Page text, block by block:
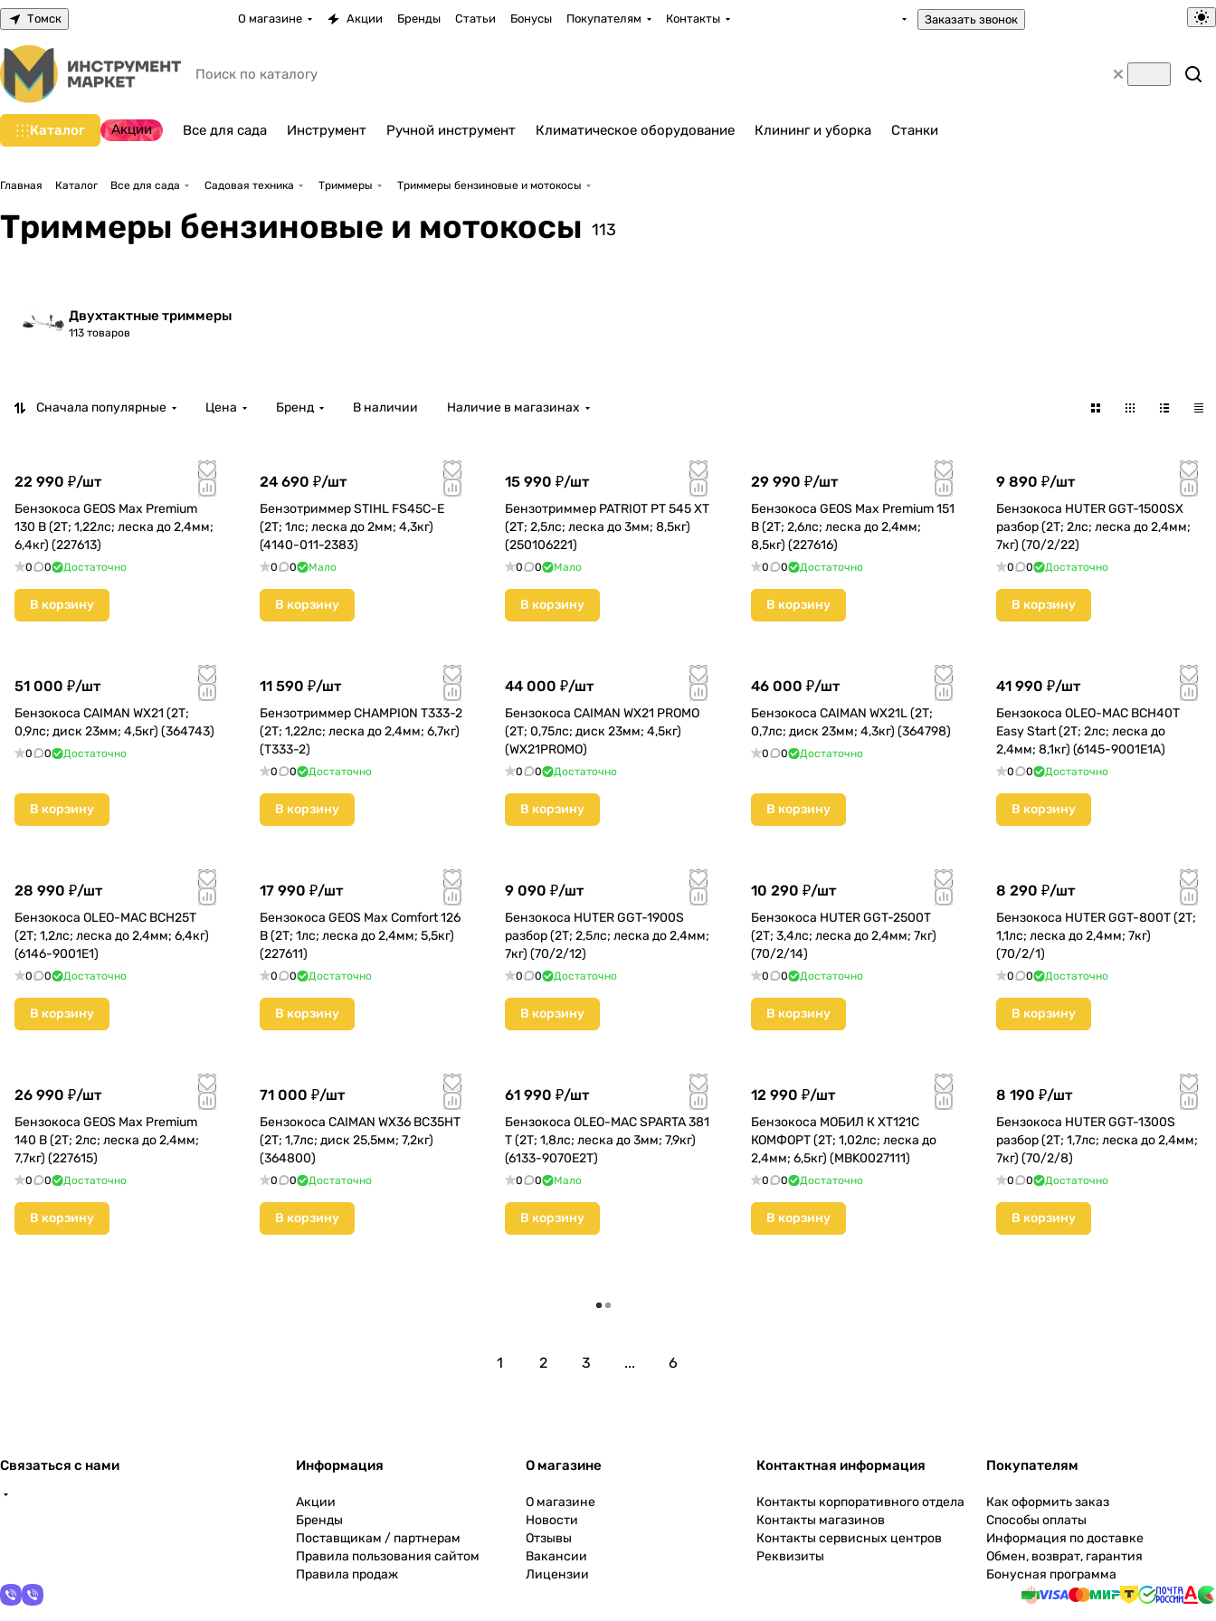
Томск О магазине Акции Бренды Статьи Бонусы Покупателям Контакты Заказать звонок
Каталог Акции Все для сада Инструмент Ручной инструмент Климатическое оборудование Клининг и уборка Станки
Главная Каталог Все для сада Садовая техника Триммеры Триммеры бензиновые и мотокосы
Триммеры бензиновые и мотокосы 113
Двухтактные триммеры
113 товаров
Сначала популярные Цена Бренд В наличии Наличие в магазинах
22 990 ₽/шт
Бензокоса GEOS Max Premium
130 B (2Т; 1,22лс; леска до 2,4мм;
6,4кг) (227613)
0 0 Достаточно
В корзину
24 690 ₽/шт
Бензотриммер STIHL FS45C-E
(2Т; 1лс; леска до 2мм; 4,3кг)
(4140-011-2383)
0 0 Мало
В корзину
15 990 ₽/шт
Бензотриммер PATRIOT PT 545 XT
(2Т; 2,5лс; леска до 3мм; 8,5кг)
(250106221)
0 0 Мало
В корзину
29 990 ₽/шт
Бензокоса GEOS Max Premium 151
B (2Т; 2,6лс; леска до 2,4мм;
8,5кг) (227616)
0 0 Достаточно
В корзину
9 890 ₽/шт
Бензокоса HUTER GGT-1500SX
разбор (2Т; 2лс; леска до 2,4мм;
7кг) (70/2/22)
0 0 Достаточно
В корзину
51 000 ₽/шт
Бензокоса CAIMAN WX21 (2Т;
0,9лс; диск 23мм; 4,5кг) (364743)
0 0 Достаточно
В корзину
11 590 ₽/шт
Бензотриммер CHAMPION Т333-2
(2Т; 1,22лс; леска до 2,4мм; 6,7кг)
(T333-2)
0 0 Достаточно
В корзину
44 000 ₽/шт
Бензокоса CAIMAN WX21 PROMO
(2Т; 0,75лс; диск 23мм; 4,5кг)
(WX21PROMO)
0 0 Достаточно
В корзину
46 000 ₽/шт
Бензокоса CAIMAN WX21L (2Т;
0,7лс; диск 23мм; 4,3кг) (364798)
0 0 Достаточно
В корзину
41 990 ₽/шт
Бензокоса OLEO-MAC BCH40T
Easy Start (2Т; 2лс; леска до
2,4мм; 8,1кг) (6145-9001E1A)
0 0 Достаточно
В корзину
28 990 ₽/шт
Бензокоса OLEO-MAC BCH25T
(2Т; 1,2лс; леска до 2,4мм; 6,4кг)
(6146-9001E1)
0 0 Достаточно
В корзину
17 990 ₽/шт
Бензокоса GEOS Max Comfort 126
B (2Т; 1лс; леска до 2,4мм; 5,5кг)
(227611)
0 0 Достаточно
В корзину
9 090 ₽/шт
Бензокоса HUTER GGT-1900S
разбор (2Т; 2,5лс; леска до 2,4мм;
7кг) (70/2/12)
0 0 Достаточно
В корзину
10 290 ₽/шт
Бензокоса HUTER GGT-2500T
(2Т; 3,4лс; леска до 2,4мм; 7кг)
(70/2/14)
0 0 Достаточно
В корзину
8 290 ₽/шт
Бензокоса HUTER GGT-800T (2Т;
1,1лс; леска до 2,4мм; 7кг)
(70/2/1)
0 0 Достаточно
В корзину
26 990 ₽/шт
Бензокоса GEOS Max Premium
140 B (2Т; 2лс; леска до 2,4мм;
7,7кг) (227615)
0 0 Достаточно
В корзину
71 000 ₽/шт
Бензокоса CAIMAN WX36 BC35HT
(2Т; 1,7лс; диск 25,5мм; 7,2кг)
(364800)
0 0 Достаточно
В корзину
61 990 ₽/шт
Бензокоса OLEO-MAC SPARTA 381
T (2Т; 1,8лс; леска до 3мм; 7,9кг)
(6133-9070E2T)
0 0 Мало
В корзину
12 990 ₽/шт
Бензокоса МОБИЛ К XT121С
КОМФОРТ (2Т; 1,02лс; леска до
2,4мм; 6,5кг) (MBK0027111)
0 0 Достаточно
В корзину
8 190 ₽/шт
Бензокоса HUTER GGT-1300S
разбор (2Т; 1,7лс; леска до 2,4мм;
7кг) (70/2/8)
0 0 Достаточно
В корзину
Загрузить еще
1 2 3 ... 6
Связаться с нами Информация
Акции
Бренды
Поставщикам / партнерам
Правила пользования сайтом
Правила продаж
О магазине
О магазине
Новости
Отзывы
Вакансии
Лицензии
Контактная информация
Контакты корпоративного отдела
Контакты магазинов
Контакты сервисных центров
Реквизиты
Покупателям
Как оформить заказ
Способы оплаты
Информация по доставке
Обмен, возврат, гарантия
Бонусная программа